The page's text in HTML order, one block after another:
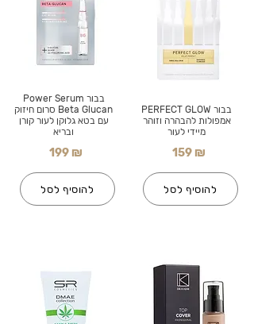
בבור Power Serum
Beta Glucan סרום חיזוק
עם בטא גלוקן לעור קורן
ובריא
199 ₪
להוסיף לסל
בבור PERFECT GLOW
אמפולות להבהרה וזוהר
מיידי לעור
159 ₪
להוסיף לסל